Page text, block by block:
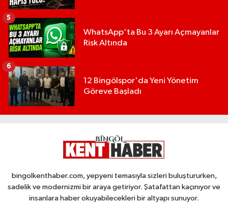
WhatsApp'ta Bu 3 Ayarı Açmayanlar
Risk Altında
5
12 Bingölspor'da Yeni Yönetim
Göreve Başladı
6
bingolkenthaber.com, yepyeni temasıyla sizleri buluştururken,
sadelik ve modernizmi bir araya getiriyor. Şatafattan kaçınıyor ve
insanlara haber okuyabilecekleri bir altyapı sunuyor.